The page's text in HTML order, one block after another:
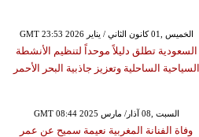
GMT 23:53 2026 الخميس ,01 كانون الثاني / يناير
السعودية تطلق دليلاً موحداً لتنظيم الأنشطة
السياحية الساحلية وتعزيز جاذبية البحر الأحمر
GMT 08:44 2025 السبت ,08 آذار/ مارس
وفاة الفنانة المغربية نعيمة سميح عن عمر